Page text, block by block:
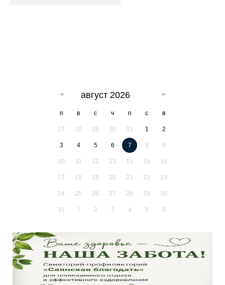
август 2026
п в с ч п с в
27 28 29 30 31 1 2
3 4 5 6 7 8 9
10 11 12 13 14 15 16
17 18 19 20 21 22 23
24 25 26 27 28 29 30
31 1 2 3 4 5 6